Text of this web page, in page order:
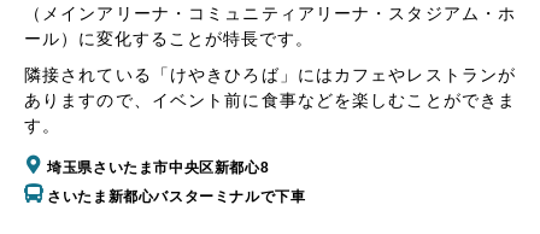
（メインアリーナ・コミュニティアリーナ・スタジアム・ホ
ール）に変化することが特長です。
隣接されている「けやきひろば」にはカフェやレストランが
ありますので、イベント前に食事などを楽しむことができま
す。
埼玉県さいたま市中央区新都心8
さいたま新都心バスターミナルで下車